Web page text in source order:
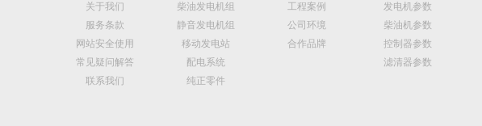
关于我们
服务条款
网站安全使用
常见疑问解答
联系我们
柴油发电机组
静音发电机组
移动发电站
配电系统
纯正零件
工程案例
公司环境
合作品牌
发电机参数
柴油机参数
控制器参数
滤清器参数